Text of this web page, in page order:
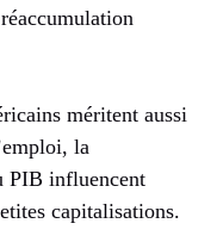
méritent aussi
la
PIB influencent
capitalisations.